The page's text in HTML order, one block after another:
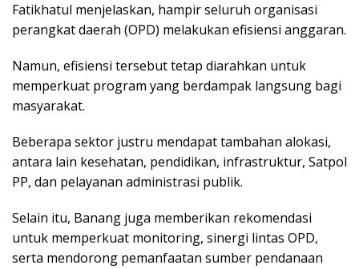
Fatikhatul menjelaskan, hampir seluruh organisasi
perangkat daerah (OPD) melakukan efisiensi anggaran.
Namun, efisiensi tersebut tetap diarahkan untuk
memperkuat program yang berdampak langsung bagi
masyarakat.
Beberapa sektor justru mendapat tambahan alokasi,
antara lain kesehatan, pendidikan, infrastruktur, Satpol
PP, dan pelayanan administrasi publik.
Selain itu, Banang juga memberikan rekomendasi
untuk memperkuat monitoring, sinergi lintas OPD,
serta mendorong pemanfaatan sumber pendanaan